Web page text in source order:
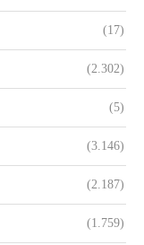
(17)
(2.302)
(5)
(3.146)
(2.187)
(1.759)